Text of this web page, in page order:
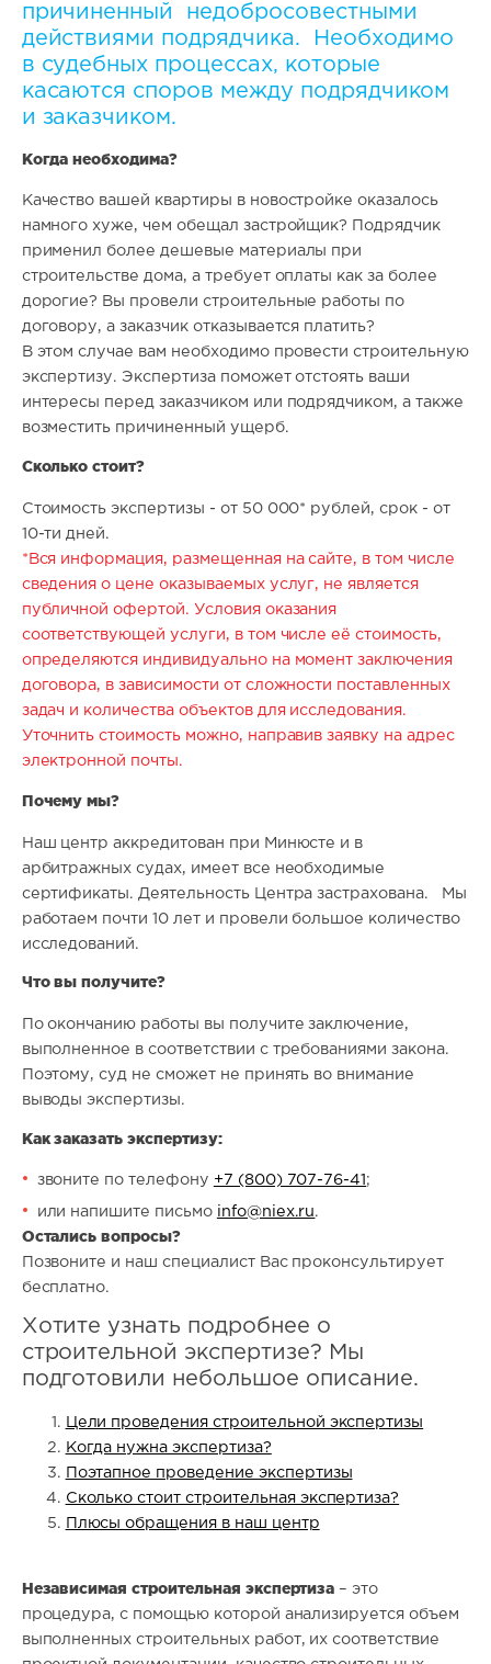
причиненный недобросовестными
действиями подрядчика. Необходимо
в судебных процессах, которые
касаются споров между подрядчиком
и заказчиком.
Когда необходима?
Качество вашей квартиры в новостройке оказалось
намного хуже, чем обещал застройщик? Подрядчик
применил более дешевые материалы при
строительстве дома, а требует оплаты как за более
дорогие? Вы провели строительные работы по
договору, а заказчик отказывается платить?
В этом случае вам необходимо провести строительную
экспертизу. Экспертиза поможет отстоять ваши
интересы перед заказчиком или подрядчиком, а также
возместить причиненный ущерб.
Сколько стоит?
Стоимость экспертизы - от 50 000* рублей, срок - от
10-ти дней.
*Вся информация, размещенная на сайте, в том числе
сведения о цене оказываемых услуг, не является
публичной офертой. Условия оказания
соответствующей услуги, в том числе её стоимость,
определяются индивидуально на момент заключения
договора, в зависимости от сложности поставленных
задач и количества объектов для исследования.
Уточнить стоимость можно, направив заявку на адрес
электронной почты.
Почему мы?
Наш центр аккредитован при Минюсте и в
арбитражных судах, имеет все необходимые
сертификаты. Деятельность Центра застрахована. Мы
работаем почти 10 лет и провели большое количество
исследований.
Что вы получите?
По окончанию работы вы получите заключение,
выполненное в соответствии с требованиями закона.
Поэтому, суд не сможет не принять во внимание
выводы экспертизы.
Как заказать экспертизу:
звоните по телефону +7 (800) 707-76-41 ;
или напишите письмо info@niex.ru.
Остались вопросы?
Позвоните и наш специалист Вас проконсультирует
бесплатно.
Хотите узнать подробнее о
строительной экспертизе? Мы
подготовили небольшое описание.
Цели проведения строительной экспертизы
Когда нужна экспертиза?
Поэтапное проведение экспертизы
Сколько стоит строительная экспертиза?
Плюсы обращения в наш центр
Независимая строительная экспертиза – это
процедура, с помощью которой анализируется объем
выполненных строительных работ, их соответствие